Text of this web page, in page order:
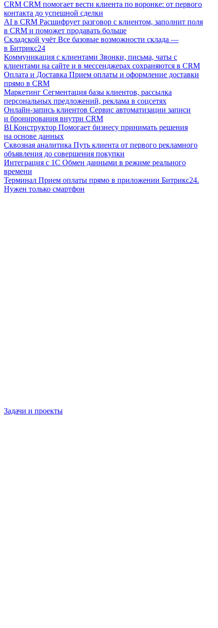
CRM CRM помогает вести клиента по воронке: от первого
контакта до успешной сделки
AI в CRM Расшифрует разговор с клиентом, заполнит поля
в CRM и поможет продавать больше
Складской учёт Все базовые возможности склада —
в Битрикс24
Коммуникация с клиентами Звонки, письма, чаты с
клиентами на сайте и в мессенджерах сохраняются в CRM
Оплата и Доставка Прием оплаты и оформление доставки
прямо в CRM
Маркетинг Сегментация базы клиентов, рассылка
персональных предложений, реклама в соцсетях
Онлайн-запись клиентов Сервис автоматизации записи
и бронирования внутри CRM
BI Конструктор Помогает бизнесу принимать решения
на основе данных
Сквозная аналитика Путь клиента от первого рекламного
объявления до совершения покупки
Интеграция с 1С Обмен данными в режиме реального
времени
Терминал Прием оплаты прямо в приложении Битрикс24.
Нужен только смартфон
Задачи и проекты